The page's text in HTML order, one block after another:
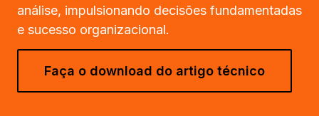
análise, impulsionando decisões fundamentadas
e sucesso organizacional.
Faça o download do artigo técnico